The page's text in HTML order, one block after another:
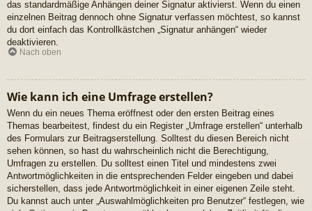
das standardmäßige Anhängen deiner Signatur aktivierst. Wenn du einen
einzelnen Beitrag dennoch ohne Signatur verfassen möchtest, so kannst
du dort einfach das Kontrollkästchen „Signatur anhängen“ wieder
deaktivieren.
Nach oben
Wie kann ich eine Umfrage erstellen?
Wenn du ein neues Thema eröffnest oder den ersten Beitrag eines
Themas bearbeitest, findest du ein Register „Umfrage erstellen“ unterhalb
des Formulars zur Beitragserstellung. Solltest du diesen Bereich nicht
sehen können, so hast du wahrscheinlich nicht die Berechtigung,
Umfragen zu erstellen. Du solltest einen Titel und mindestens zwei
Antwortmöglichkeiten in die entsprechenden Felder eingeben und dabei
sicherstellen, dass jede Antwortmöglichkeit in einer eigenen Zeile steht.
Du kannst auch unter „Auswahlmöglichkeiten pro Benutzer“ festlegen, wie